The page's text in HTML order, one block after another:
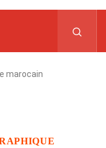
marocain